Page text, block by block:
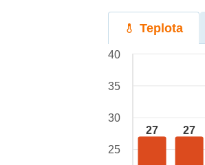
Teplota
27 27
40
35
30
25